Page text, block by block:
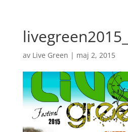
av Live Green | maj 2, 2015